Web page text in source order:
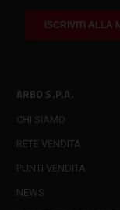
ARBO S.P.A.
CHI SIAMO
RETE VENDITA
PUNTI VENDITA
NEWS